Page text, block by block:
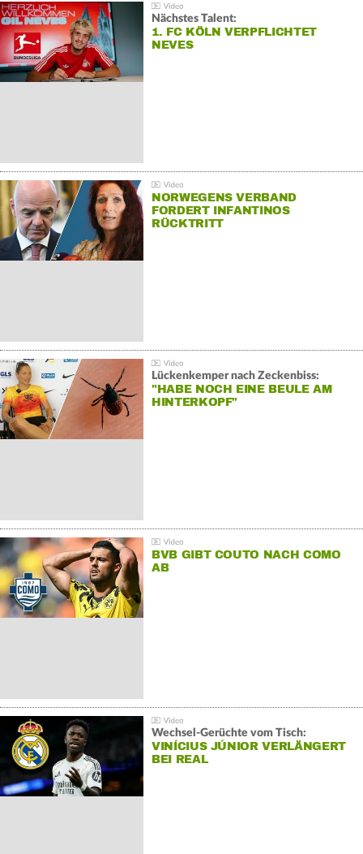
Nächstes Talent:
1. FC KÖLN VERPFLICHTET
NEVES
NORWEGENS VERBAND
FORDERT INFANTINOS
RÜCKTRITT
Lückenkemper nach Zeckenbiss:
"HABE NOCH EINE BEULE AM
HINTERKOPF"
BVB GIBT COUTO NACH COMO
AB
Wechsel-Gerüchte vom Tisch:
VINÍCIUS JÚNIOR VERLÄNGERT
BEI REAL